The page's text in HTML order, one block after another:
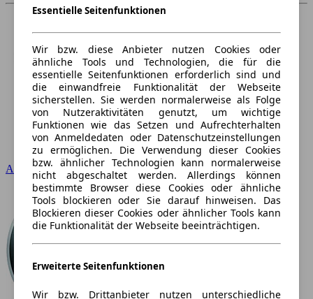
Audi
Essentielle Seitenfunktionen
Wir bzw. diese Anbieter nutzen Cookies oder
ähnliche Tools und Technologien, die für die
essentielle Seitenfunktionen erforderlich sind und
die einwandfreie Funktionalität der Webseite
sicherstellen. Sie werden normalerweise als Folge
von Nutzeraktivitäten genutzt, um wichtige
Funktionen wie das Setzen und Aufrechterhalten
von Anmeldedaten oder Datenschutzeinstellungen
zu ermöglichen. Die Verwendung dieser Cookies
bzw. ähnlicher Technologien kann normalerweise
nicht abgeschaltet werden. Allerdings können
bestimmte Browser diese Cookies oder ähnliche
Tools blockieren oder Sie darauf hinweisen. Das
Blockieren dieser Cookies oder ähnlicher Tools kann
die Funktionalität der Webseite beeinträchtigen.
Erweiterte Seitenfunktionen
Wir bzw. Drittanbieter nutzen unterschiedliche